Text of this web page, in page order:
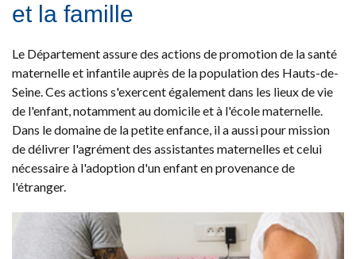
et la famille
Le Département assure des actions de promotion de la santé
maternelle et infantile auprès de la population des Hauts-de-
Seine. Ces actions s'exercent également dans les lieux de vie
de l'enfant, notamment au domicile et à l'école maternelle.
Dans le domaine de la petite enfance, il a aussi pour mission
de délivrer l'agrément des assistantes maternelles et celui
nécessaire à l'adoption d'un enfant en provenance de
l'étranger.